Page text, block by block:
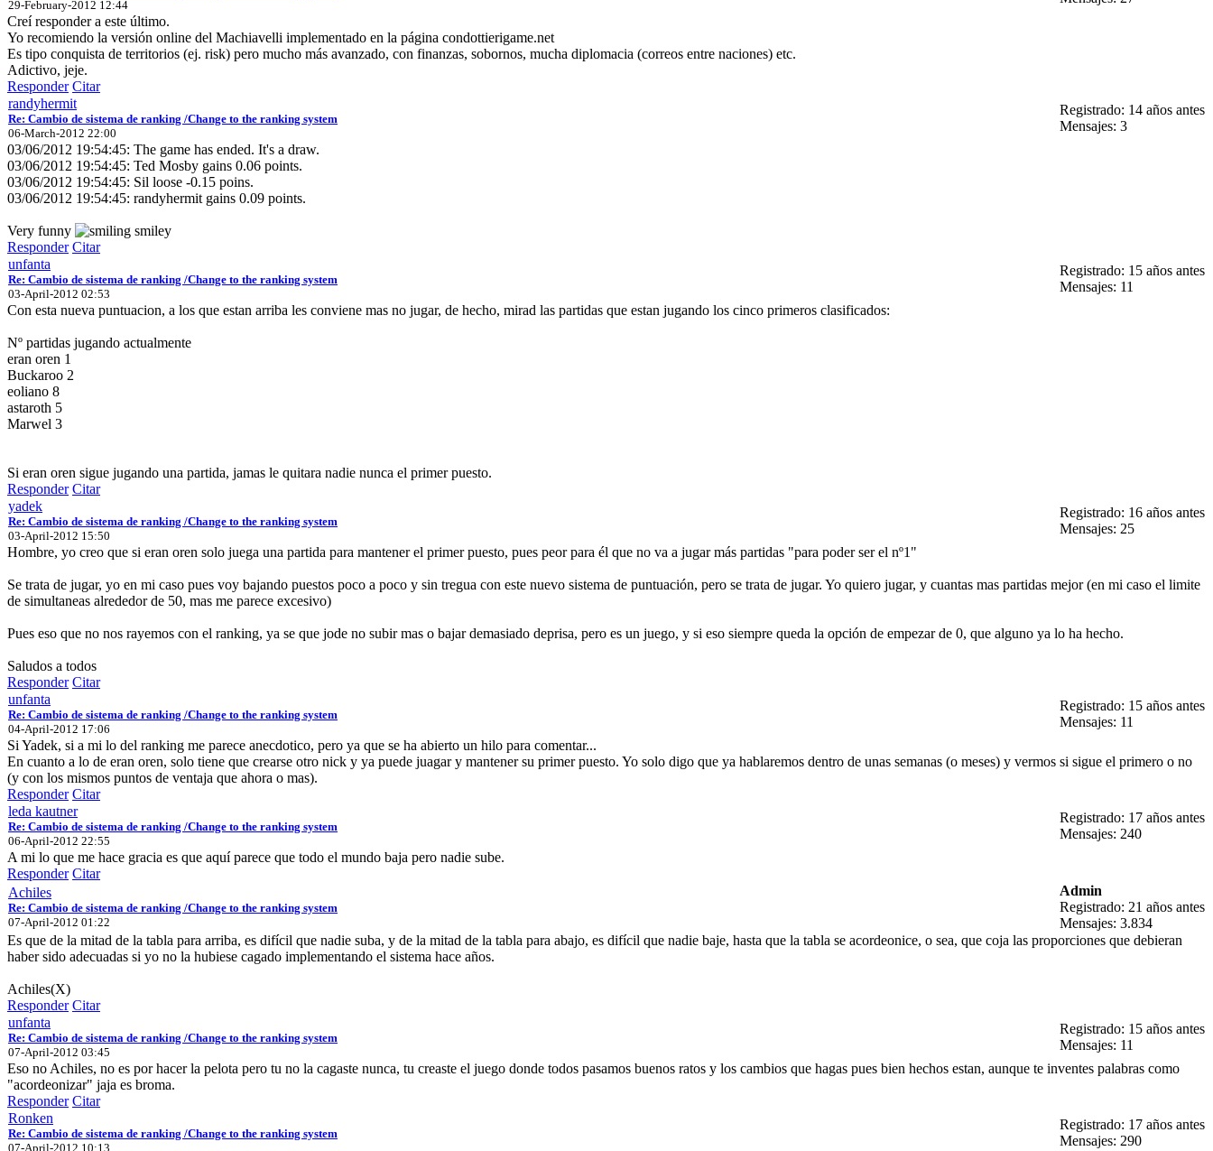
29-February-2012 12:44
Creí responder a este último.
Yo recomiendo la versión online del Machiavelli implementado en la página condottierigame.net
Es tipo conquista de territorios (ej. risk) pero mucho más avanzado, con finanzas, sobornos, mucha diplomacia (correos entre naciones) etc.
Adictivo, jeje.
Responder Citar
randyhermit
Re: Cambio de sistema de ranking /Change to the ranking system
06-March-2012 22:00
Registrado: 14 años antes
Mensajes: 3
03/06/2012 19:54:45: The game has ended. It's a draw.
03/06/2012 19:54:45: Ted Mosby gains 0.06 points.
03/06/2012 19:54:45: Sil loose -0.15 poins.
03/06/2012 19:54:45: randyhermit gains 0.09 points.
Very funny
Responder Citar
unfanta
Re: Cambio de sistema de ranking /Change to the ranking system
03-April-2012 02:53
Registrado: 15 años antes
Mensajes: 11
Con esta nueva puntuacion, a los que estan arriba les conviene mas no jugar, de hecho, mirad las partidas que estan jugando los cinco primeros clasificados:
Nº partidas jugando actualmente
eran oren 1
Buckaroo 2
eoliano 8
astaroth 5
Marwel 3
Si eran oren sigue jugando una partida, jamas le quitara nadie nunca el primer puesto.
Responder Citar
yadek
Re: Cambio de sistema de ranking /Change to the ranking system
03-April-2012 15:50
Registrado: 16 años antes
Mensajes: 25
Hombre, yo creo que si eran oren solo juega una partida para mantener el primer puesto, pues peor para él que no va a jugar más partidas "para poder ser el nº1"
Se trata de jugar, yo en mi caso pues voy bajando puestos poco a poco y sin tregua con este nuevo sistema de puntuación, pero se trata de jugar. Yo quiero jugar, y cuantas mas partidas mejor (en mi caso el limite
de simultaneas alrededor de 50, mas me parece excesivo)
Pues eso que no nos rayemos con el ranking, ya se que jode no subir mas o bajar demasiado deprisa, pero es un juego, y si eso siempre queda la opción de empezar de 0, que alguno ya lo ha hecho.
Saludos a todos
Responder Citar
unfanta
Re: Cambio de sistema de ranking /Change to the ranking system
04-April-2012 17:06
Registrado: 15 años antes
Mensajes: 11
Si Yadek, si a mi lo del ranking me parece anecdotico, pero ya que se ha abierto un hilo para comentar...
En cuanto a lo de eran oren, solo tiene que crearse otro nick y ya puede juagar y mantener su primer puesto. Yo solo digo que ya hablaremos dentro de unas semanas (o meses) y vermos si sigue el primero o no
(y con los mismos puntos de ventaja que ahora o mas).
Responder Citar
leda kautner
Re: Cambio de sistema de ranking /Change to the ranking system
06-April-2012 22:55
Registrado: 17 años antes
Mensajes: 240
A mi lo que me hace gracia es que aquí parece que todo el mundo baja pero nadie sube.
Responder Citar
Achiles
Re: Cambio de sistema de ranking /Change to the ranking system
07-April-2012 01:22
Admin
Registrado: 21 años antes
Mensajes: 3.834
Es que de la mitad de la tabla para arriba, es difícil que nadie suba, y de la mitad de la tabla para abajo, es difícil que nadie baje, hasta que la tabla se acordeonice, o sea, que coja las proporciones que debieran
haber sido adecuadas si yo no la hubiese cagado implementando el sistema hace años.
Achiles(X)
Responder Citar
unfanta
Re: Cambio de sistema de ranking /Change to the ranking system
07-April-2012 03:45
Registrado: 15 años antes
Mensajes: 11
Eso no Achiles, no es por hacer la pelota pero tu no la cagaste nunca, tu creaste el juego donde todos pasamos buenos ratos y los cambios que hagas pues bien hechos estan, aunque te inventes palabras como
"acordeonizar" jaja es broma.
Responder Citar
Ronken
Re: Cambio de sistema de ranking /Change to the ranking system
07-April-2012 10:13
Registrado: 17 años antes
Mensajes: 290